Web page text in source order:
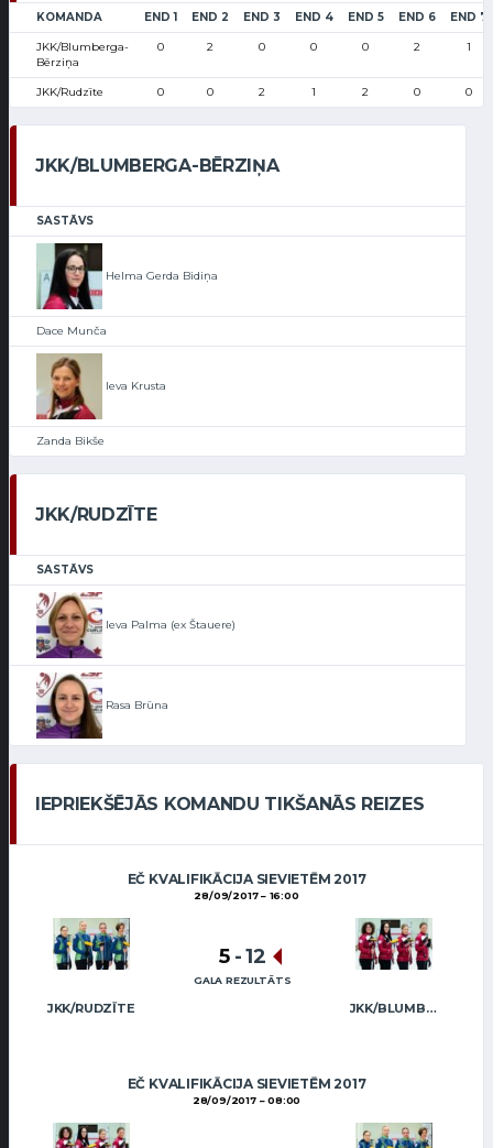
KOMANDA END 1 END 2 END 3 END 4 END 5 END 6 END 7
JKK/Blumberga-
Bērziņa
0 2 0 0 0 2 1
JKK/Rudzīte 0 0 2 1 2 0 0
JKK/BLUMBERGA-BĒRZIŅA
SASTĀVS
Helma Gerda Bidiņa
Dace Munča
Ieva Krusta
Zanda Bikše
JKK/RUDZĪTE
SASTĀVS
Ieva Palma (ex Štauere)
Rasa Brūna
IEPRIEKŠĒJĀS KOMANDU TIKŠANĀS REIZES
EČ KVALIFIKĀCIJA SIEVIETĒM 2017
28/09/2017 16:00
JKK/RUDZĪTE JKK/BLUMBERGA-BĒRZIŅA
5 - 12
GALA REZULTĀTS
EČ KVALIFIKĀCIJA SIEVIETĒM 2017
28/09/2017 08:00